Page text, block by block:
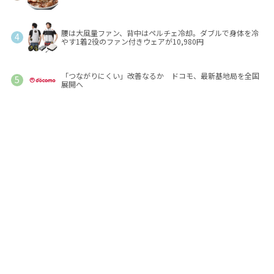
腰は大風量ファン、背中はペルチェ冷却。ダブルで身体を冷
やす1着2役のファン付きウェアが10,980円
「つながりにくい」改善なるか ドコモ、最新基地局を全国
展開へ